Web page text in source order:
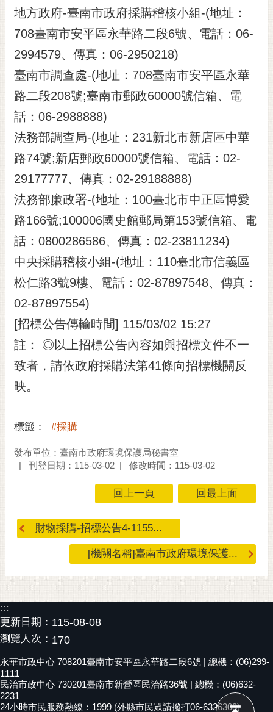
地方政府-臺南市政府採購稽核小組-(地址：
708臺南市安平區永華路二段6號、電話：06-
2994579、傳真：06-2950218)
臺南市調查處-(地址：708臺南市安平區永華
路二段208號;臺南市郵政60000號信箱、電
話：06-2988888)
法務部調查局-(地址：231新北市新店區中華
路74號;新店郵政60000號信箱、電話：02-
29177777、傳真：02-29188888)
法務部廉政署-(地址：100臺北市中正區博愛
路166號;100006國史館郵局第153號信箱、電
話：0800286586、傳真：02-23811234)
中央採購稽核小組-(地址：110臺北市信義區
松仁路3號9樓、電話：02-87897548、傳真：
02-87897554)
[招標公告傳輸時間] 115/03/02 15:27
註： ◎以上招標公告內容如與招標文件不一
致者，請依政府採購法第41條向招標機關反
映。
標籤： #採購
發布單位：臺南市政府環境保護局秘書室
刊登日期：115-03-02
修改時間：115-03-02
回上一頁 回最上面
財物採購-招標公告4-1155...
[機關名稱]臺南市政府環境保護...
:::
更新日期： 115-08-08
瀏覽人次： 170
永華市政中心 708201臺南市安平區永華路二段6號 | 總機：(06)299-
1111
民治市政中心 730201臺南市新營區民治路36號 | 總機：(06)632-
2231
24小時市民服務熱線：1999 (外縣市民眾請撥打06-6326303)